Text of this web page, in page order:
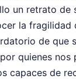
un retrato de
la fragilidad
de que
quienes nos
capaces de